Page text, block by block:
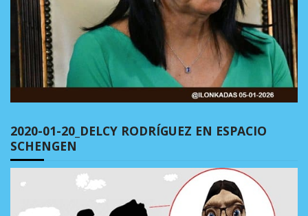
2020-01-20_DELCY RODRÍGUEZ EN ESPACIO
SCHENGEN